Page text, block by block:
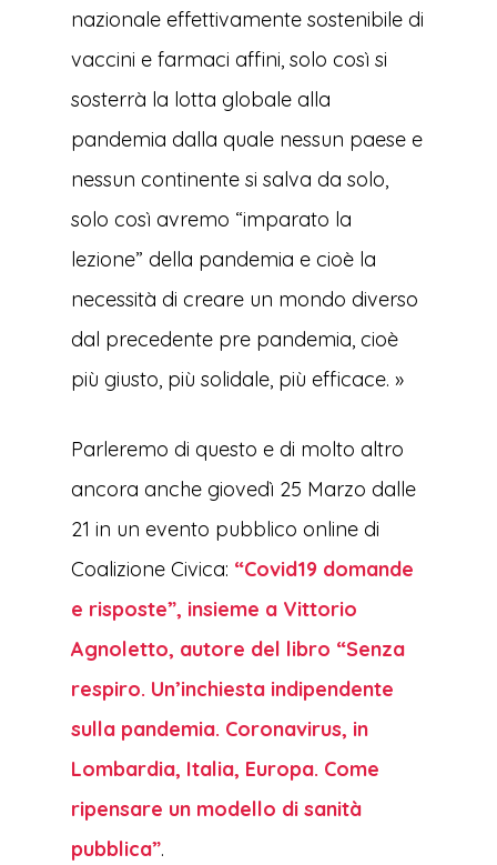
nazionale effettivamente sostenibile di
vaccini e farmaci affini, solo così si
sosterrà la lotta globale alla
pandemia dalla quale nessun paese e
nessun continente si salva da solo,
solo così avremo “imparato la
lezione” della pandemia e cioè la
necessità di creare un mondo diverso
dal precedente pre pandemia, cioè
più giusto, più solidale, più efficace. »
Parleremo di questo e di molto altro
ancora anche giovedì 25 Marzo dalle
21 in un evento pubblico online di
Coalizione Civica: “Covid19 domande
e risposte”, insieme a Vittorio
Agnoletto, autore del libro “Senza
respiro. Un’inchiesta indipendente
sulla pandemia. Coronavirus, in
Lombardia, Italia, Europa. Come
ripensare un modello di sanità
pubblica”.